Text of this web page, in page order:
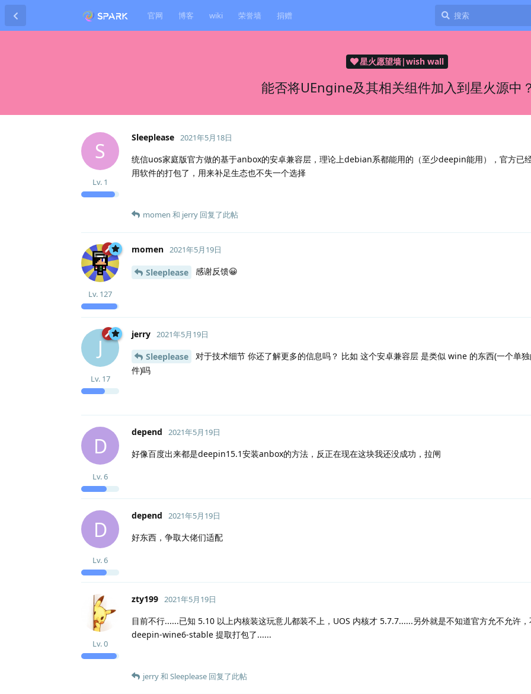
官网 博客 wiki 荣誉墙 捐赠
星火愿望墙|wish wall
能否将UEngine及其相关组件加入到星火源中？
S
Sleeplease
Lv. 1
2021年5月18日
统信uos家庭版官方做的基于anbox的安卓兼容层，理论上debian系都能用的（至少deepin能用），官方已
用软件的打包了，用来补足生态也不失一个选择
momen 和 jerry 回复了此帖
momen
Lv. 127
2021年5月19日
Sleeplease 感谢反馈😀
J
jerry
Lv. 17
2021年5月19日
Sleeplease
对于技术细节 你还了解更多的信息吗？ 比如 这个安卓兼容层 是类似 wine 的东西(一个单
件)吗
D
depend
Lv.6
2021年5月19日
好像百度出来都是deepin15.1安装anbox的方法，反正在现在这块我还没成功，拉闸
D
depend
Lv.6
2021年5月19日
好东西，争取大佬们适配
zty199
Lv.0
2021年5月19日
目前不行......已知 5.10 以上内核装这玩意儿都装不上，UOS 内核才 5.7.7......另外就是不知道官方允不允许
deepin-wine6-stable 提取打包了......
jerry和 Sleeplease 回复了此帖